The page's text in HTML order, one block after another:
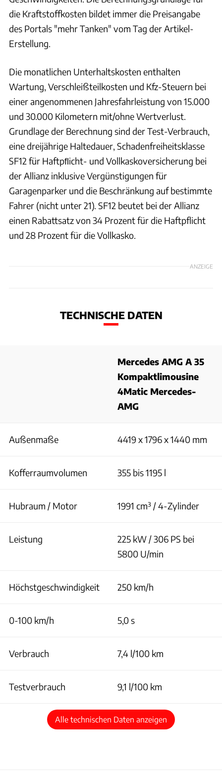
die Kraftstoffkosten bildet immer die Preisangabe
des Portals "mehr Tanken" vom Tag der Artikel-
Erstellung.
Die monatlichen Unterhaltskosten enthalten
Wartung, Verschleißteilkosten und Kfz-Steuern bei
einer angenommenen Jahresfahrleistung von 15.000
und 30.000 Kilometern mit/ohne Wertverlust.
Grundlage der Berechnung sind der Test-Verbrauch,
eine dreijährige Haltedauer, Schadenfreiheitsklasse
SF12 für Haftpﬂicht- und Vollkaskoversicherung bei
der Allianz inklusive Vergünstigungen für
Garagenparker und die Beschränkung auf bestimmte
Fahrer (nicht unter 21). SF12 beutet bei der Allianz
einen Rabattsatz von 34 Prozent für die Haftpflicht
und 28 Prozent für die Vollkasko.
ANZEIGE
TECHNISCHE DATEN
Mercedes AMG A 35
Kompaktlimousine
4Matic Mercedes-
AMG
Außenmaße 4419 x 1796 x 1440 mm
Kofferraumvolumen 355 bis 1195 l
Hubraum / Motor 1991 cm³ / 4-Zylinder
Leistung
225 kW / 306 PS bei
5800 U/min
Höchstgeschwindigkeit 250 km/h
0-100 km/h 5,0 s
Verbrauch 7,4 l/100 km
Testverbrauch 9,1 l/100 km
Alle technischen Daten anzeigen